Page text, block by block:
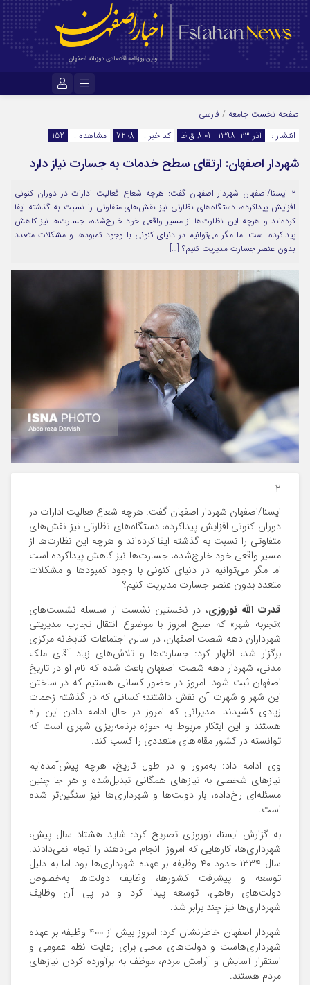
رمز عبور
مرا به خاطر بسپار
صفحه نخست جامعه / فارسی
انتشار :
آذر ۲۳, ۱۳۹۸ - 8:01 ق.ظ کد خبر : 7208 مشاهده : 152
شهردار اصفهان: ارتقای سطح خدمات به جسارت نیاز دارد
۲ ایسنا/اصفهان شهردار اصفهان گفت: هرچه شعاع فعالیت ادارات در دوران کنونی
افزایش پیداکرده، دستگاه‌های نظارتی نیز نقش‌های متفاوتی را نسبت به گذشته ایفا
کرده‌اند و هرچه این نظارت‌ها از مسیر واقعی خود خارج‌شده، جسارت‌ها نیز کاهش
پیداکرده است اما مگر می‌توانیم در دنیای کنونی با وجود کمبودها و مشکلات متعدد
بدون عنصر جسارت مدیریت کنیم؟ […]
۲
ایسنا/اصفهان شهردار اصفهان گفت: هرچه شعاع فعالیت ادارات در
دوران کنونی افزایش پیداکرده، دستگاه‌های نظارتی نیز نقش‌های
متفاوتی را نسبت به گذشته ایفا کرده‌اند و هرچه این نظارت‌ها از
مسیر واقعی خود خارج‌شده، جسارت‌ها نیز کاهش پیداکرده است
اما مگر می‌توانیم در دنیای کنونی با وجود کمبودها و مشکلات
متعدد بدون عنصر جسارت مدیریت کنیم؟
قدرت الله نوروزی، در نخستین نشست از سلسله نشست‌های
«تجربه شهر» که صبح امروز با موضوع انتقال تجارب مدیریتی
شهرداران دهه شصت اصفهان، در سالن اجتماعات کتابخانه مرکزی
برگزار شد، اظهار کرد: جسارت‌ها و تلاش‌های زیاد آقای ملک
مدنی، شهردار دهه شصت اصفهان باعث شده که نام او در تاریخ
اصفهان ثبت شود. امروز در حضور کسانی هستیم که در ساختن
این شهر و شهرت آن نقش داشتند؛ کسانی که در گذشته زحمات
زیادی کشیدند. مدیرانی که امروز در حال ادامه دادن این راه
هستند و این ابتکار مربوط به حوزه برنامه‌ریزی شهری است که
توانسته در کشور مقام‌های متعددی را کسب کند.
وی ادامه داد: به‌مرور و در طول تاریخ، هرچه پیش‌آمده‌ایم
نیازهای شخصی به نیازهای همگانی تبدیل‌شده و هر جا چنین
مسئله‌ای رخ‌داده، بار دولت‌ها و شهرداری‌ها نیز سنگین‌تر شده
است.
به گزارش ایسنا، نوروزی تصریح کرد: شاید هشتاد سال پیش،
شهرداری‌ها، کارهایی که امروز انجام می‌دهند را انجام نمی‌دادند.
سال ۱۳۳۴ حدود ۴۰ وظیفه بر عهده شهرداری‌ها بود اما به دلیل
توسعه و پیشرفت کشورها، وظایف دولت‌ها به‌خصوص
دولت‌های رفاهی، توسعه پیدا کرد و در پی آن وظایف
شهرداری‌ها نیز چند برابر شد.
شهردار اصفهان خاطرنشان کرد: امروز بیش از ۴۰۰ وظیفه بر عهده
شهرداری‌هاست و دولت‌های محلی برای رعایت نظم عمومی و
استقرار آسایش و آرامش مردم، موظف به برآورده کردن نیازهای
مردم هستند.